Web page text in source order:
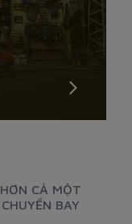
HƠN CẢ MỘT
CHUYẾN BAY